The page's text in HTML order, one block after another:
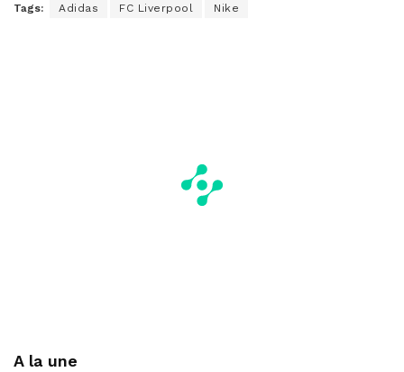
Tags: Adidas FC Liverpool Nike
A la une